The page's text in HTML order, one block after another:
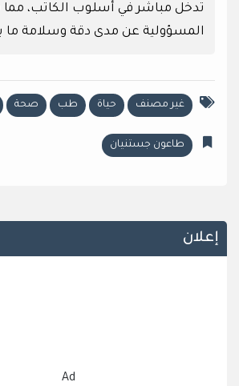
تدخل مباشر في أسلوب الكاتب، مما
المسؤولية عن مدى دقة وسلامة ما
غير مصنف حياة طب صحة
طاعون جستنيان
إعلان
Ad